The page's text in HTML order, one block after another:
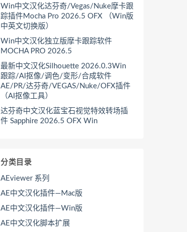
Win中文汉化达芬奇/Vegas/Nuke摩卡跟
踪插件Mocha Pro 2026.5 OFX （Win版
中英文切换版）
Win中文汉化独立版摩卡跟踪软件
MOCHA PRO 2026.5
最新中文汉化Silhouette 2026.0.3Win
跟踪/AI抠像/调色/变形/合成软件
AE/PR/达芬奇/VEGAS/Nuke/OFX插件
（AI抠像工具）
达芬奇中文汉化蓝宝石视觉特效转场插
件 Sapphire 2026.5 OFX Win
分类目录
AEviewer 系列
AE中文汉化插件—Mac版
AE中文汉化插件—Win版
AE中文汉化脚本扩展